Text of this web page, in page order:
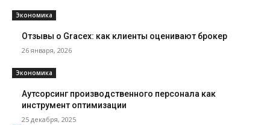
Экономика
Отзывы о Gracex: как клиенты оценивают брокер
26 января, 2026
Экономика
Аутсорсинг производственного персонала как
инструмент оптимизации
25 декабря, 2025